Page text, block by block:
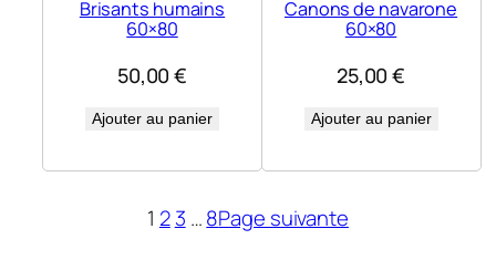
Brisants humains
60×80
50,00€
Ajouter au panier
Canons de navarone
60×80
25,00€
Ajouter au panier
1 2 3 …8Page suivante